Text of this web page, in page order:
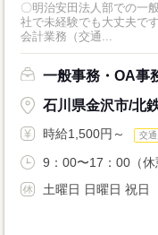
〇明治安田法人部での一
社で未経験でも大丈夫で
会計業務（交通...
一般事務・OA事
石川県金沢市/北
時給1,500円～ 交
9：00〜17：00（休
土曜日 日曜日 祝日